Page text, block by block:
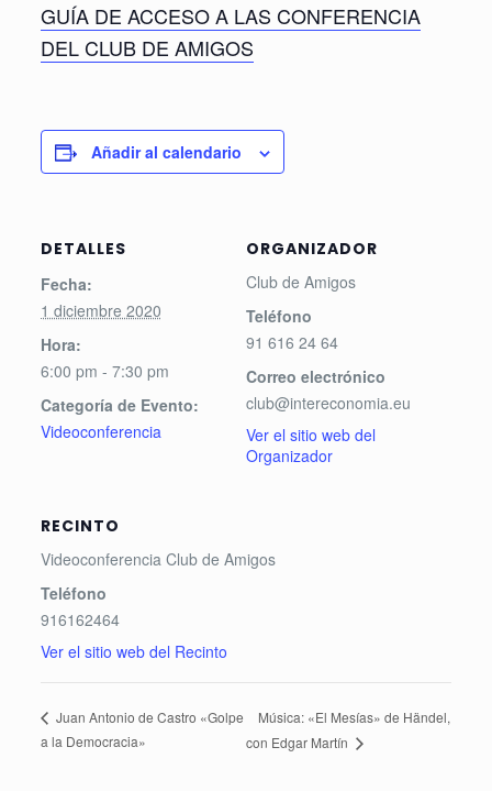
GUÍA DE ACCESO A LAS CONFERENCIA
DEL CLUB DE AMIGOS
Añadir al calendario
DETALLES
Fecha:
1 diciembre 2020
Hora:
6:00 pm - 7:30 pm
Categoría de Evento:
Videoconferencia
ORGANIZADOR
Club de Amigos
Teléfono
91 616 24 64
Correo electrónico
club@intereconomia.eu
Ver el sitio web del
Organizador
RECINTO
Videoconferencia Club de Amigos
Teléfono
916162464
Ver el sitio web del Recinto
Juan Antonio de Castro «Golpe
a la Democracia»
Música: «El Mesías» de Händel,
con Edgar Martín